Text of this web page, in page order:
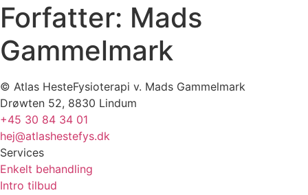
Forfatter: Mads
Gammelmark
© Atlas HesteFysioterapi v. Mads Gammelmark
Drøwten 52, 8830 Lindum
+45 30 84 34 01
hej@atlashestefys.dk
Services
Enkelt behandling
Intro tilbud